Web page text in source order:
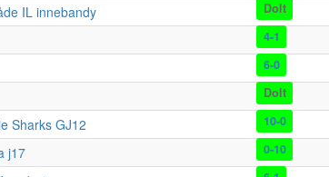
IL innebandy Dolt
4-1
6-0
Dolt
Sharks GJ12 10-0
j17 0-10